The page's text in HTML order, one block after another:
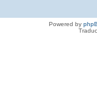
Powered by